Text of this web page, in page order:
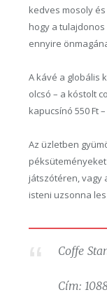
kedves mosoly
hogy a
ennyire
A kávé a globális
olcsó – a kóstolt
kapucsínó 550 Ft
Az üzletben
játszótéren, vagy
isteni uzsonna
Coffe
Cím: